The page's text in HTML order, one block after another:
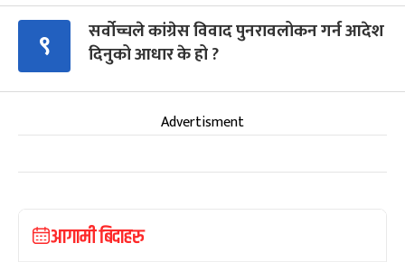
९
सर्वोच्चले कांग्रेस विवाद पुनरावलोकन गर्न आदेश
दिनुको आधार के हो ?
Advertisment
आगामी बिदाहरु